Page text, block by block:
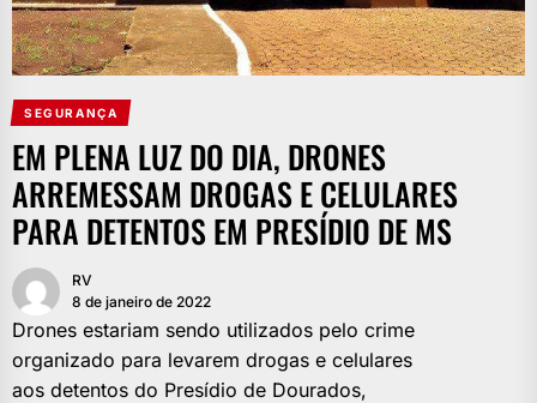
SEGURANÇA
EM PLENA LUZ DO DIA, DRONES
ARREMESSAM DROGAS E CELULARES
PARA DETENTOS EM PRESÍDIO DE MS
RV
8 de janeiro de 2022
Drones estariam sendo utilizados pelo crime
organizado para levarem drogas e celulares
aos detentos do Presídio de Dourados,